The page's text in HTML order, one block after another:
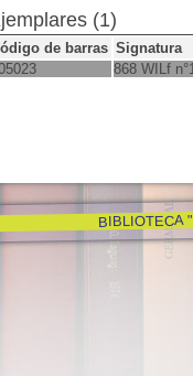
(1)
de barras Signatura
868 WILf
BIBLIOTECA